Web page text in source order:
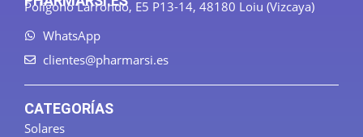
Polígono Larrondo, E5 P13-14, 48180 Loiu (Vizcaya)
WhatsApp
clientes@pharmarsi.es
CATEGORÍAS
Solares